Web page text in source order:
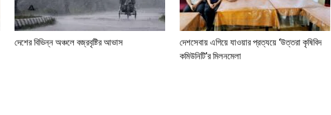
দেশের বিভিন্ন অঞ্চলে বজ্রবৃষ্টির আভাস
দেশসেবায় এগিয়ে যাওয়ার প্রত্যয়ে ‘উত্তরা কৃষিবিদ
কমিউনিটি’র মিলনমেলা